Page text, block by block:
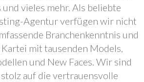
und vieles mehr. Als beliebte
Agentur verfügen wir nicht
Branchenkenntnis und
mit tausenden Models,
und New Faces. Wir sind
auf die vertrauensvolle